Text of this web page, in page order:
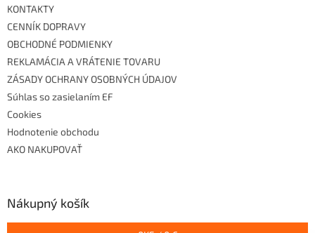
KONTAKTY
CENNÍK DOPRAVY
OBCHODNÉ PODMIENKY
REKLAMÁCIA A VRÁTENIE TOVARU
ZÁSADY OCHRANY OSOBNÝCH ÚDAJOV
Súhlas so zasielaním EF
Cookies
Hodnotenie obchodu
AKO NAKUPOVAŤ
Nákupný košík